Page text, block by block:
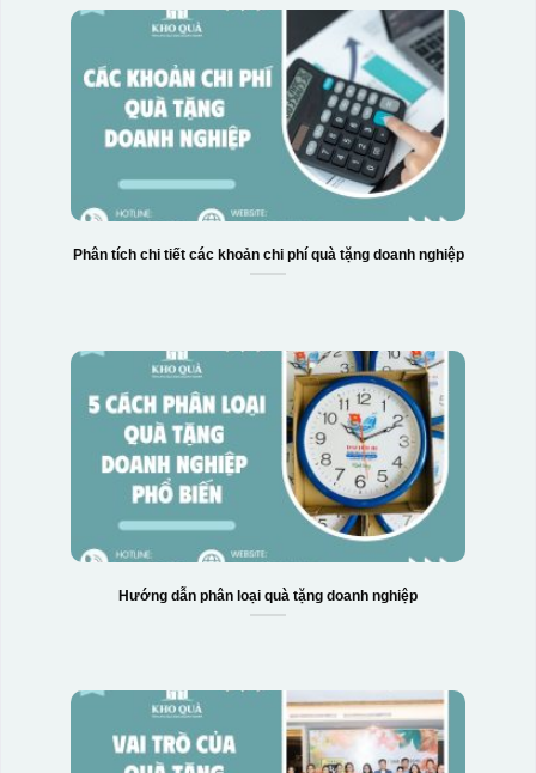
Phân tích chi tiết các khoản chi phí quà tặng doanh nghiệp
Hướng dẫn phân loại quà tặng doanh nghiệp